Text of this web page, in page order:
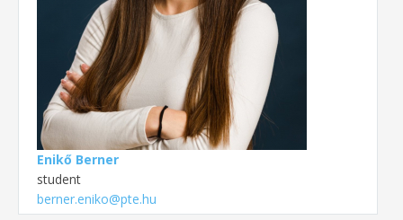
Enikő Berner
student
berner.eniko@pte.hu